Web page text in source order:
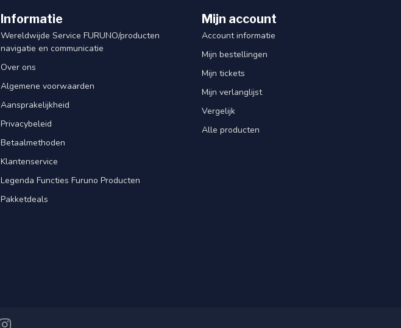
Informatie
Wereldwijde Service FURUNO/producten
navigatie en communicatie
Over ons
Algemene voorwaarden
Aansprakelijkheid
Privacybeleid
Betaalmethoden
Klantenservice
Legenda Functies Furuno Producten
Pakketdeals
Mijn account
Account informatie
Mijn bestellingen
Mijn tickets
Mijn verlanglijst
Vergelijk
Alle producten